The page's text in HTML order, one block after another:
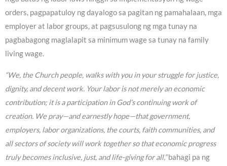
orders, pagpapatuloy ng dayalogo sa pagitan ng pamahalaan, mga
employer at labor groups, at pagsusulong ng mga tunay na
pagbabagong maglalapit sa minimum wage sa tunay na family
living wage.
“We, the Church people, walks with you in your struggle for justice,
dignity, and decent work. Your labor is not merely an economic
contribution; it is a participation in God’s continuing work of
creation. We pray—and earnestly hope—that government,
employers, labor organizations, the courts, faith communities, and
all sectors of society will work together so that economic progress
truly becomes inclusive, just, and life-giving for all,”bahagi pa ng